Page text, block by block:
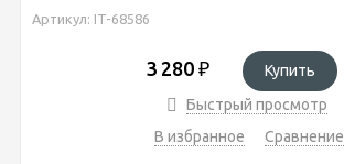
Артикул: IT-68586
3 280 ₽
Купить
Быстрый просмотр
В избранное
Сравнение